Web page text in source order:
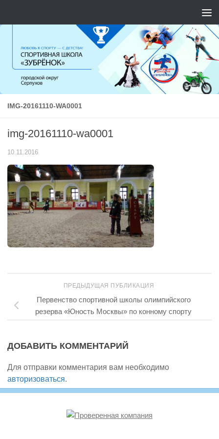
IMG-20161110-WA0001
img-20161110-wa0001
10.11.2016
ПРЕДЫДУЩАЯ ПУБЛИКАЦИЯ
Первенство спортивной школы олимпийского
резерва «Юность Москвы» по конному спорту
ДОБАВИТЬ КОММЕНТАРИЙ
Для отправки комментария вам необходимо
авторизоваться.